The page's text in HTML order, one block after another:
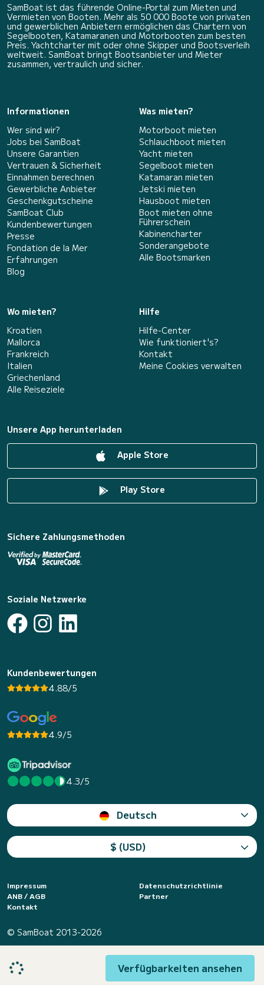
Verfügbarkeiten ansehen
SamBoat ist das führende Online-Portal zum Mieten und
Vermieten von Booten. Mehr als 50 000 Boote von privaten
und gewerblichen Anbietern ermöglichen das Chartern von
Segelbooten, Katamaranen und Motorbooten zum besten
Preis. Yachtcharter mit oder ohne Skipper und Bootsverleih
weltweit. SamBoat bringt Bootsanbieter und Mieter
zusammen, vertraulich und sicher.
Informationen
Wer sind wir?
Jobs bei SamBoat
Unsere Garantien
Vertrauen & Sicherheit
Einnahmen berechnen
Gewerbliche Anbieter
Geschenkgutscheine
SamBoat Club
Kundenbewertungen
Presse
Fondation de la Mer
Erfahrungen
Blog
Was mieten?
Motorboot mieten
Schlauchboot mieten
Yacht mieten
Segelboot mieten
Katamaran mieten
Jetski mieten
Hausboot mieten
Boot mieten ohne
Führerschein
Kabinencharter
Sonderangebote
Alle Bootsmarken
Wo mieten?
Kroatien
Mallorca
Frankreich
Italien
Griechenland
Alle Reiseziele
Hilfe
Hilfe-Center
Wie funktioniert's?
Kontakt
Meine Cookies verwalten
Unsere App herunterladen
Apple Store
Play Store
Sichere Zahlungsmethoden
Soziale Netzwerke
Kundenbewertungen
4.88/5
4.9/5
4.3/5
Deutsch
$ (USD)
Impressum
Datenschutzrichtlinie
ANB / AGB
Partner
Kontakt
© SamBoat 2013-2026